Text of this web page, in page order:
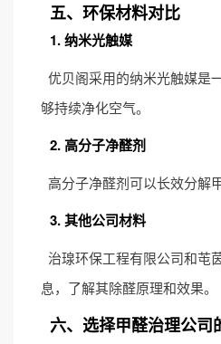
五、环保材料对比
1. 纳米光触媒
优贝阁采用的纳米光触媒是
够持续净化空气。
2. 高分子净醛剂
高分子净醛剂可以长效分解
3. 其他公司材料
治瑔环保工程有限公司和芚
息，了解其除醛原理和效果。
六、选择甲醛治理公司